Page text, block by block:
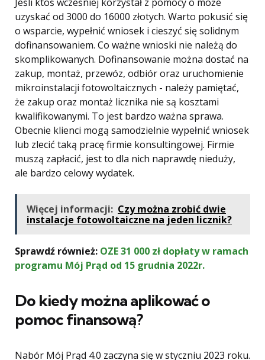
uzyskać od 3000 do 16000 złotych. Warto pokusić się
o wsparcie, wypełnić wniosek i cieszyć się solidnym
dofinansowaniem. Co ważne wnioski nie należą do
skomplikowanych. Dofinansowanie można dostać na
zakup, montaż, przewóz, odbiór oraz uruchomienie
mikroinstalacji fotowoltaicznych - należy pamiętać,
że zakup oraz montaż licznika nie są kosztami
kwalifikowanymi. To jest bardzo ważna sprawa.
Obecnie klienci mogą samodzielnie wypełnić wniosek
lub zlecić taką pracę firmie konsultingowej. Firmie
muszą zapłacić, jest to dla nich naprawdę nieduży,
ale bardzo celowy wydatek.
Więcej informacji: Czy można zrobić dwie
instalacje fotowoltaiczne na jeden licznik?
Sprawdź również: OZE 31 000 zł dopłaty w ramach
programu Mój Prąd od 15 grudnia 2022r.
Do kiedy można aplikować o
pomoc finansową?
Nabór Mój Prąd 4.0 zaczyna się w styczniu 2023 roku.